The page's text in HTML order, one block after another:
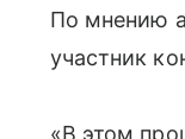
По мнению
участник
«В этом